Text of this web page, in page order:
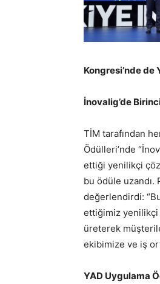
Kongresi’nde de
İnovalig’de
TİM tarafından
Ödülleri’nde
ettiği yenilikçi
bu ödüle uzandı.
değerlendirdi:
ettiğimiz yenilikçi
üreterek
ekibimize ve iş
YAD Uygulama